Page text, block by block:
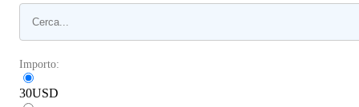
Importo:
30USD